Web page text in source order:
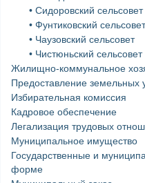
• Сидоровский сельсовет
• Фунтиковский сельсовет
• Чаузовский сельсовет
• Чистюньский сельсовет
Жилищно-коммунальное
Предоставление земельных
Избирательная комиссия
Кадровое обеспечение
Легализация трудовых
Муниципальное имущество
Государственные и
форме